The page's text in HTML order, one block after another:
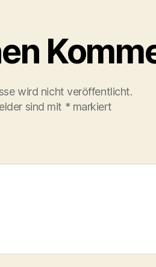
wird nicht veröffentlicht.
sind mit * markiert